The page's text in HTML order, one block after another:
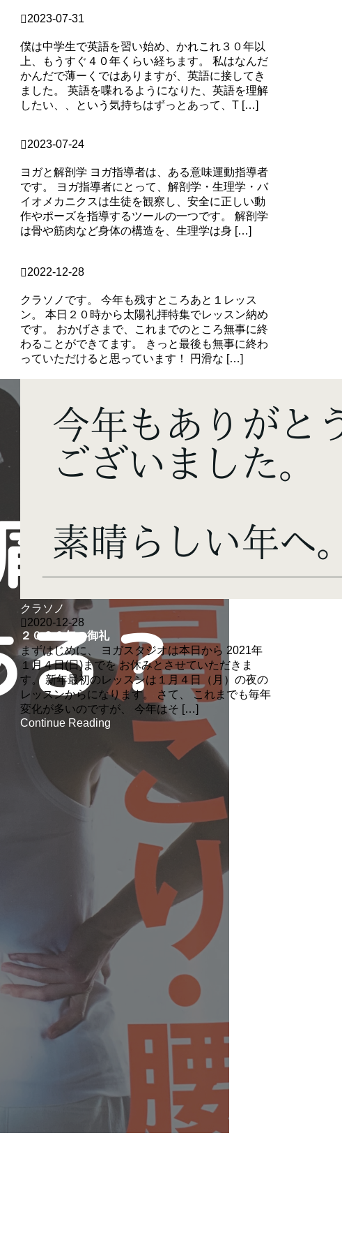
2023-07-31
僕は中学生で英語を習い始め、かれこれ３０年以
上、もうすぐ４０年くらい経ちます。 私はなんだ
かんだで薄ーくではありますが、英語に接してき
ました。 英語を喋れるようになりた、英語を理解
したい、、という気持ちはずっとあって、T […]
2023-07-24
ヨガと解剖学 ヨガ指導者は、ある意味運動指導者
です。 ヨガ指導者にとって、解剖学・生理学・バ
イオメカニクスは生徒を観察し、安全に正しい動
作やポーズを指導するツールの一つです。 解剖学
は骨や筋肉など身体の構造を、生理学は身 […]
2022-12-28
クラソノです。 今年も残すところあと１レッス
ン。 本日２０時から太陽礼拝特集でレッスン納め
です。 おかげさまで、これまでのところ無事に終
わることができてます。 きっと最後も無事に終わ
っていただけると思っています！ 円滑な […]
クラソノ
2020-12-28
２０２０年の御礼
まずはじめに、 ヨガスタジオは本日から 2021年
１月４日(日)までを お休みとさせていただきま
す。 新年最初のレッスンは１月４日（月）の夜の
レッスンからになります。 さて、 これまでも毎年
変化が多いのですが、 今年はそ […]
Continue Reading